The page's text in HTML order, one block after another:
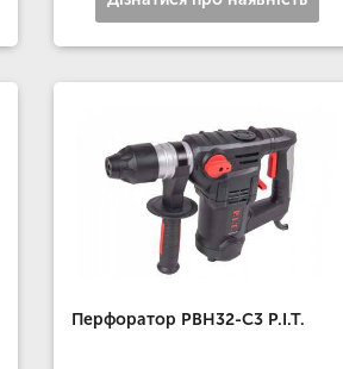
Перфоратор PBH32-C3 P.I.T.